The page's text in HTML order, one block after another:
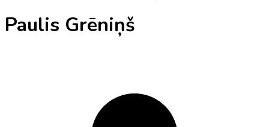
Paulis Grēniņš